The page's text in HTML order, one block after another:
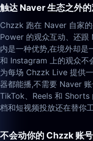
触达 Naver 生态之外
Chzzk 跑在 Naver 自家
Power 的观众互动、还
内是一种优势,在境外却
和 Instagram 上的观众不
为每场 Chzzk Live 提供
器都能播,不需要 Naver
TikTok、Reels 和 Shorts
档和短视频投放还在替你工
不会动你的 Chzzk 账